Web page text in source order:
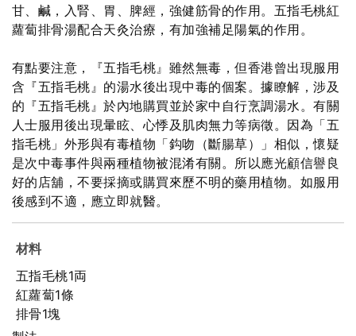
甘、鹹，入腎、胃、脾經，強健筋骨的作用。五指毛桃紅
蘿蔔排骨湯配合天灸治療，有加強補足陽氣的作用。
有點要注意，『五指毛桃』雖然無毒，但香港曾出現服用
含『五指毛桃』的湯水後出現中毒的個案。據瞭解，涉及
的『五指毛桃』於內地購買並於家中自行烹調湯水。有關
人士服用後出現暈眩、心悸及肌肉無力等病徵。因為「五
指毛桃」外形與有毒植物「鈎吻（斷腸草）」相似，懷疑
是次中毒事件與兩種植物被混淆有關。所以應光顧信譽良
好的店舖，不要採摘或購買來歷不明的藥用植物。如服用
後感到不適，應立即就醫。
材料
五指毛桃1両
紅蘿蔔1條
排骨1塊